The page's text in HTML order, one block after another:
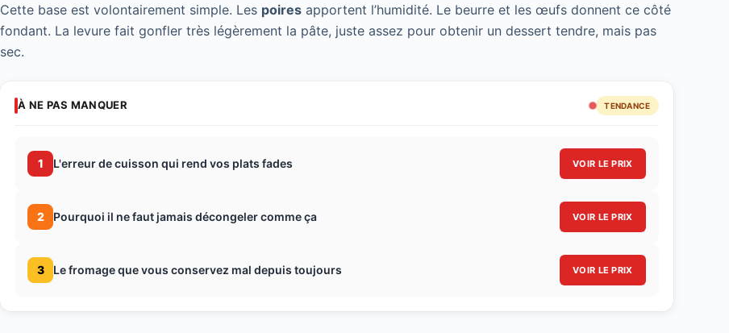
Cette base est volontairement simple. Les poires apportent l’humidité. Le beurre et les œufs donnent ce côté
fondant. La levure fait gonfler très légèrement la pâte, juste assez pour obtenir un dessert tendre, mais pas
sec.
À NE PAS MANQUER TENDANCE
1 L'erreur de cuisson qui rend vos plats fades VOIR LE PRIX
2 Pourquoi il ne faut jamais décongeler comme ça VOIR LE PRIX
3 Le fromage que vous conservez mal depuis toujours VOIR LE PRIX